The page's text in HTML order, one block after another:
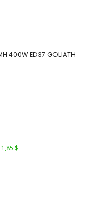
400W ED37 GOLIATH
$